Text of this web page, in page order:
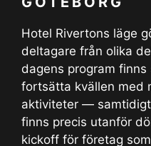
Hotel Rivertons läge
deltagare från olika
dagens program
fortsätta kvällen med
aktiviteter —
finns precis utanför
kickoff för företag